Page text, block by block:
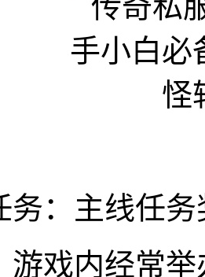
务：主线任
游戏内经常